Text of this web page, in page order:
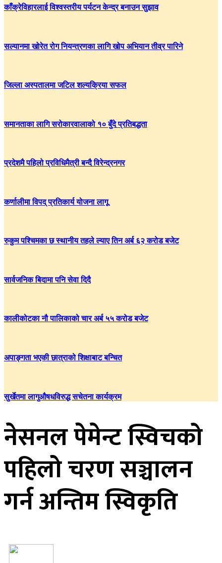
काँक्रेविहारलाई विश्वस्तरीय पर्यटन केन्द्र बनाउन सुझाव
सल्यानमा खोरेत रोग नियन्त्रणका लागि खोप अभियान तीव्र पारिने
जिल्ला अस्पतालमा जटिल शल्यक्रिया सफल
समानताका लागि सरोकारवालाको १० बुँदे प्रतिबद्धता
प्रदेशमै पहिलो प्रविधिमैत्री बन्दै विरेन्द्रनगर
कर्णालीमा विपद् प्रतिकार्य योजना लागू
रुकुम पश्चिमका छ स्थानीय तहले ल्याए तिन अर्ब ६२ करोड बजेट
सार्वजनिक बिदामा पनि सेवा दिदै
कालीकोटका नौ पालिकाको चार अर्ब ५५ करोड बजेट
अपाङ्गता भएकी छात्राको शिक्षाबाट बन्चित
सुर्खेतमा लागुऔषधविरुद्ध सचेतना कार्यक्रम
नेसनल पेमेन्ट स्विचको
पहिलो चरण सञ्चालन
गर्न अन्तिम स्विकृति